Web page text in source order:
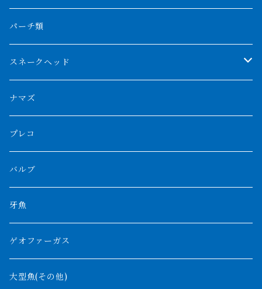
フルゴールデンクロスバック
ブルーベースクロスバック
BILLY-KENオリジナルブランド紅龍
チョッパーレッド
ブルレッド
その他アジアアロワナ
特殊個体
紅龍
シルバーアロワナ
ブラックアロワナ
ノーザンバラムンディ
その他アロワナ
フォークバンド
メニーバータイガー
ニューギニアダトニオ
ショート個体
エンドリケリー
ギニア
ナイジェリア
ナイルビチャー
ナポレオンビチャー
バロ川
ビキールビキール
トゥルカナ湖
オモ川
タンガニーカビチャー
アンソルギー
コウロントン
ラプラディ
ギニア
コンギクス
クロコダイル
その他淡水エイ
その他肺魚
パーチ類
スネークヘッド
チャンナバルカ
大型スネークヘッド
中型スネークヘッド
小型スネークヘッド
ナマズ
プレコ
バルブ
牙魚
ゲオファーガス
大型魚(その他)